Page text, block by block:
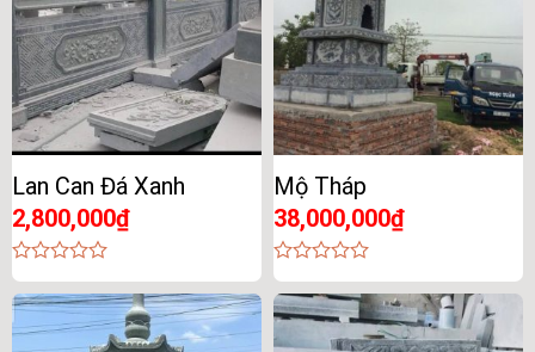
Lan Can Đá Xanh
2,800,000₫
0
out
of
5
Mộ Tháp
38,000,000₫
0
out
of
5